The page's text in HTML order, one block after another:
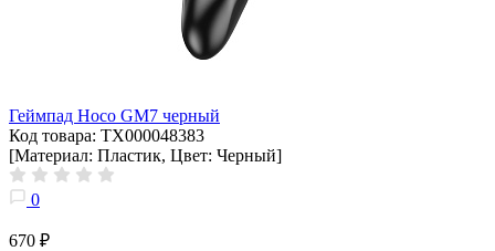
Геймпад Hoco GM7 черный
Код товара: ТХ000048383
[Материал: Пластик, Цвет: Черный]
0
670 ₽